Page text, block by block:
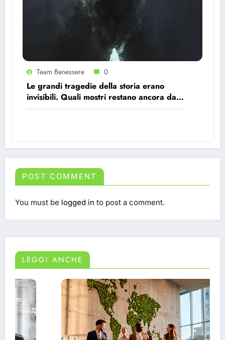
Team Benessere 0
Le grandi tragedie della storia erano
invisibili. Quali mostri restano ancora da
scoprire?
POST COMMENT
You must be logged in to post a comment.
LEGGI ANCHE